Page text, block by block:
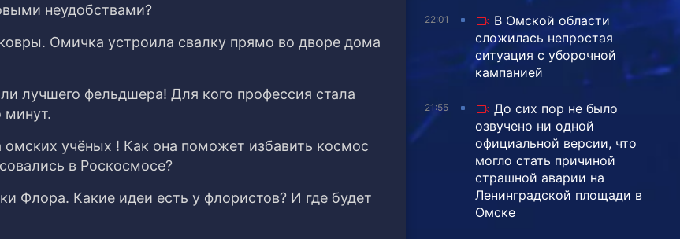
неудобствами?
Омичка устроила свалку прямо во дворе дома
лучшего фельдшера! Для кого профессия стала
омских учёных ! Как она поможет избавить космос
в Роскосмосе?
Флора. Какие идеи есть у флористов? И где будет
22:01
В Омской области
сложилась непростая
ситуация с уборочной
кампанией
21:55
До сих пор не было
озвучено ни одной
официальной версии, что
могло стать причиной
страшной аварии на
Ленинградской площади в
Омске